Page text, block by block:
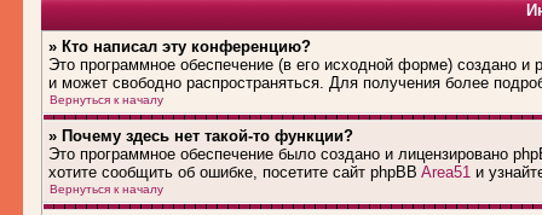
» Кто написал эту конференцию?
Это программное обеспечение (в его исходной форме) создано и
и может свободно распространяться. Для получения более
Вернуться к началу
» Почему здесь нет такой-то функции?
Это программное обеспечение было создано и лицензировано
хотите сообщить об ошибке, посетите сайт phpBB Area51 и
Вернуться к началу